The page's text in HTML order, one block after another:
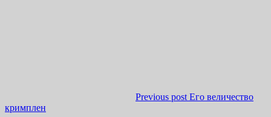
Previous post Его величество
кримплен